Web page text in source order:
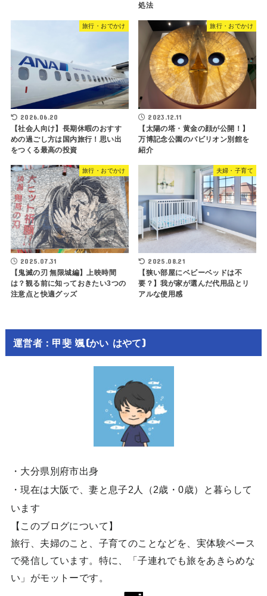
処法
旅行・おでかけ
2026.06.20
【社会人向け】長期休暇のおすす
めの過ごし方は国内旅行！思い出
をつくる最高の投資
旅行・おでかけ
2023.12.11
【太陽の塔・黄金の顔が公開！】
万博記念公園のパビリオン別館を
紹介
旅行・おでかけ
2025.07.31
【鬼滅の刃 無限城編】上映時間
は？観る前に知っておきたい3つの
注意点と快適グッズ
夫婦・子育て
2025.08.21
【狭い部屋にベビーベッドは不
要？】我が家が選んだ代用品とリ
アルな使用感
運営者：甲斐 颯(かい はやて)
・大分県別府市出身
・現在は大阪で、妻と息子2人（2歳・0歳）と暮らして
います
【このブログについて】
旅行、夫婦のこと、子育てのことなどを、実体験ベース
で発信しています。特に、「子連れでも旅をあきらめな
い」がモットーです。